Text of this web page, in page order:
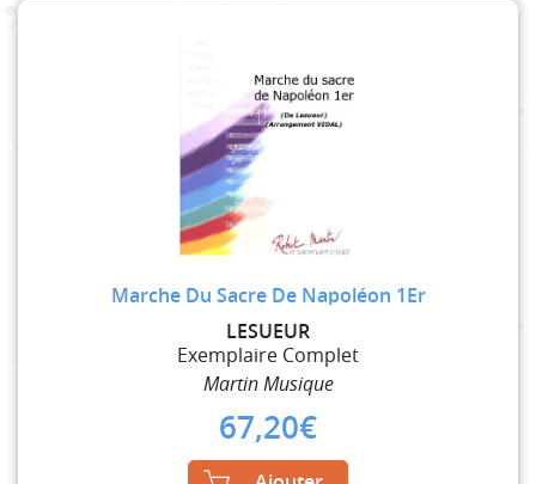
Marche Du Sacre De Napoléon 1Er
LESUEUR
Exemplaire Complet
Martin Musique
67,20€